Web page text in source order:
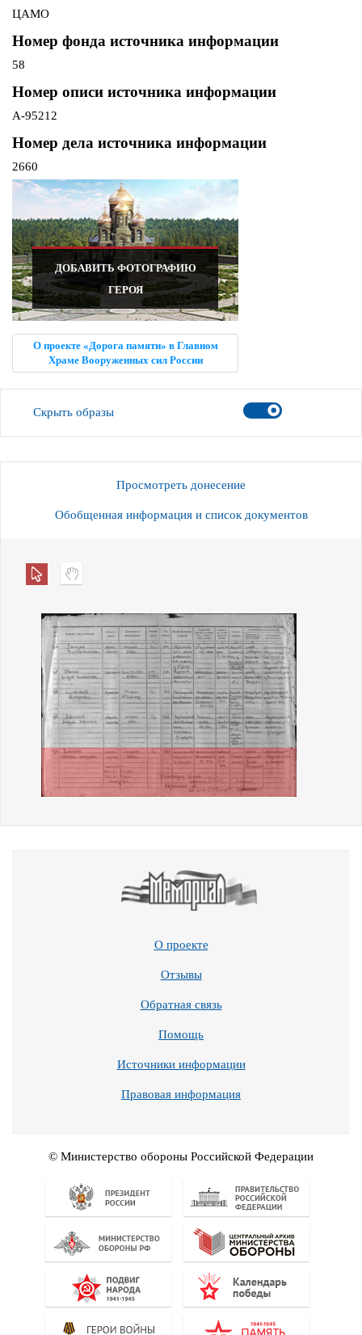
ЦАМО
Номер фонда источника информации
58
Номер описи источника информации
А-95212
Номер дела источника информации
2660
ДОБАВИТЬ ФОТОГРАФИЮ
ГЕРОЯ
О проекте «Дорога памяти» в Главном
Храме Вооруженных сил России
Скрыть образы
Просмотреть донесение
Обобщенная информация и список документов
О проекте
Отзывы
Обратная связь
Помощь
Источники информации
Правовая информация
© Министерство обороны Российской Федерации